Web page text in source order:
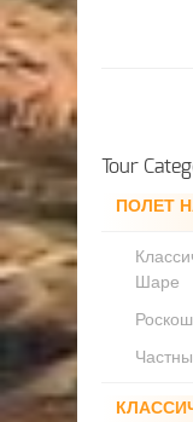
Tour
ПОЛЕТ
Шаре